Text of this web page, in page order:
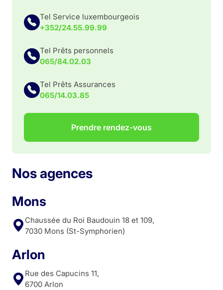
Tel Service luxembourgeois
+352/24.55.99.99
Tel Prêts personnels
065/84.02.03
Tel Prêts Assurances
065/14.03.85
Prendre rendez-vous
Nos agences
Mons
Chaussée du Roi Baudouin 18 et 109,
7030 Mons (St-Symphorien)
Arlon
Rue des Capucins 11,
6700 Arlon